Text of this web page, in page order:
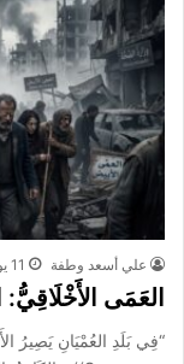
علي أسعد وطفة 11 يوليو، 2026
العَمَى